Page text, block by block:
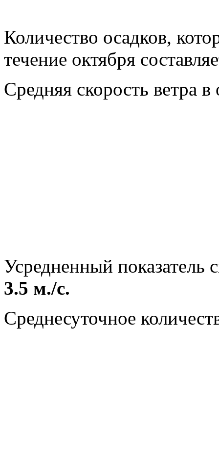
Количество осадков,
течение октября
Средняя скорость ветра в
Усредненный показатель
3.5 м./с.
Среднесуточное